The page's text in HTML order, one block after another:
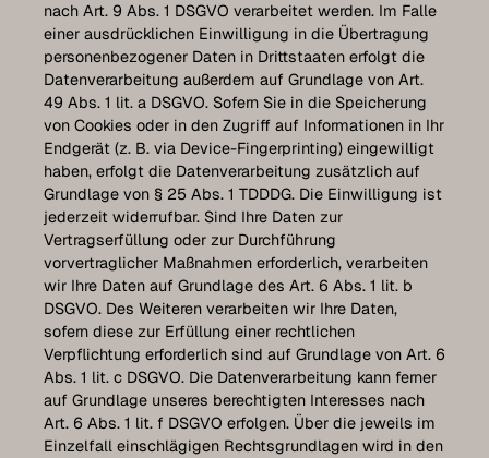
nach Art. 9 Abs. 1 DSGVO verarbeitet werden. Im Falle
einer ausdrücklichen Einwilligung in die Übertragung
personenbezogener Daten in Drittstaaten erfolgt die
Datenverarbeitung außerdem auf Grundlage von Art.
49 Abs. 1 lit. a DSGVO. Sofern Sie in die Speicherung
von Cookies oder in den Zugriff auf Informationen in Ihr
Endgerät (z. B. via Device-Fingerprinting) eingewilligt
haben, erfolgt die Datenverarbeitung zusätzlich auf
Grundlage von § 25 Abs. 1 TDDDG. Die Einwilligung ist
jederzeit widerrufbar. Sind Ihre Daten zur
Vertragserfüllung oder zur Durchführung
vorvertraglicher Maßnahmen erforderlich, verarbeiten
wir Ihre Daten auf Grundlage des Art. 6 Abs. 1 lit. b
DSGVO. Des Weiteren verarbeiten wir Ihre Daten,
sofern diese zur Erfüllung einer rechtlichen
Verpflichtung erforderlich sind auf Grundlage von Art. 6
Abs. 1 lit. c DSGVO. Die Datenverarbeitung kann ferner
auf Grundlage unseres berechtigten Interesses nach
Art. 6 Abs. 1 lit. f DSGVO erfolgen. Über die jeweils im
Einzelfall einschlägigen Rechtsgrundlagen wird in den